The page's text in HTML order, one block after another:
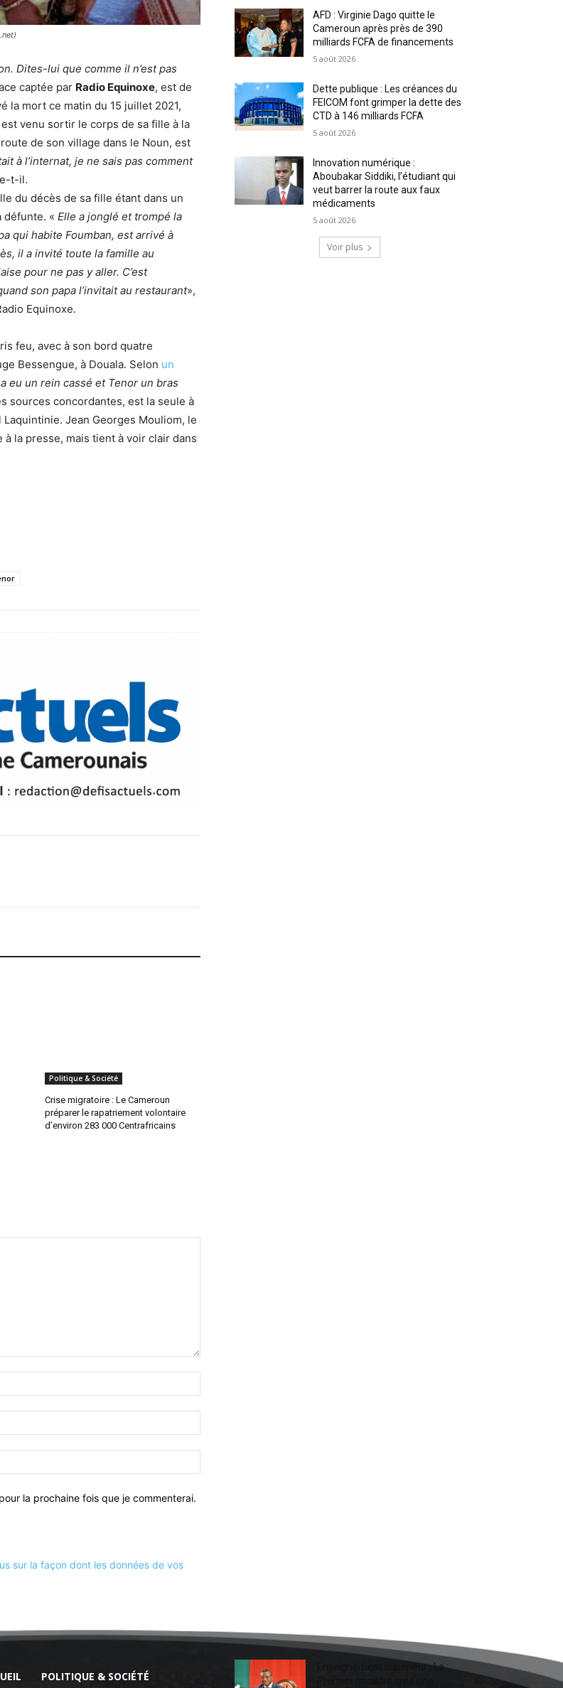
Dites-lui que comme il n’est pas
captée par Radio Equinoxe, est de
la mort ce matin du 15 juillet 2021,
est venu sortir le corps de sa fille à la
de son village dans le Noun, est
à l’internat, je ne sais pas comment
t-il.
du décès de sa fille étant dans un
défunte. « Elle a jonglé et trompé la
qui habite Foumban, est arrivé à
il a invité toute la famille au
pour ne pas y aller. C’est
son papa l’invitait au restaurant»,
Equinoxe.
feu, avec à son bord quatre
Bessengue, à Douala. Selon un
eu un rein cassé et Tenor un bras
sources concordantes, est la seule à
Jean Georges Mouliom, le
la presse, mais tient à voir clair dans
Politique & Société
Crise migratoire : Le Cameroun
préparer le rapatriement volontaire
d’environ 283 000 Centrafricains
:*
:*
:
la prochaine fois que je commenterai.
sur la façon dont les données de vos
AFD : Virginie Dago quitte le
Cameroun après près de 390
milliards FCFA de financements
5 août 2026
Dette publique : Les créances du
FEICOM font grimper la dette des
CTD à 146 milliards FCFA
5 août 2026
Innovation numérique :
Aboubakar Siddiki, l’étudiant qui
veut barrer la route aux faux
médicaments
5 août 2026
Voir plus
POLITIQUE & SOCIÉTÉ
Enseignement supérieur : Le